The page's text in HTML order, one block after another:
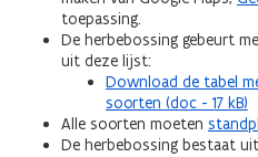
toepassing.
De herbebossing gebeurt
uit deze lijst:
Download de tabel
soorten (doc - 17 kB)
Alle soorten moeten
De herbebossing bestaat